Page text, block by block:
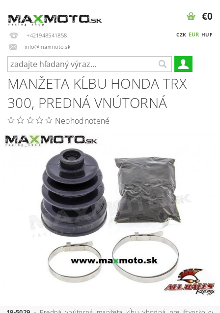
+421948541858
info@maxmoto.sk
CZK EUR HUF
€0
MANŽETA KĹBU HONDA TRX
300, PREDNÁ VNÚTORNÁ
Neohodnotené